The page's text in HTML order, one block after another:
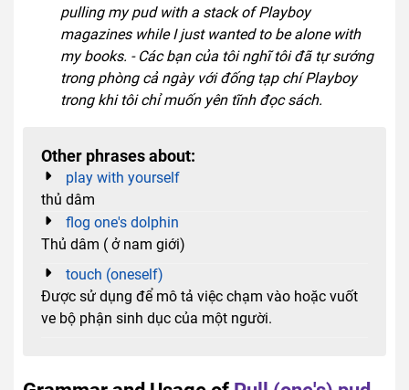
pulling my pud with a stack of Playboy
magazines while I just wanted to be alone with
my books. - Các bạn của tôi nghĩ tôi đã tự sướng
trong phòng cả ngày với đống tạp chí Playboy
trong khi tôi chỉ muốn yên tĩnh đọc sách.
Other phrases about:
play with yourself
thủ dâm
flog one's dolphin
Thủ dâm ( ở nam giới)
touch (oneself)
Được sử dụng để mô tả việc chạm vào hoặc vuốt
ve bộ phận sinh dục của một người.